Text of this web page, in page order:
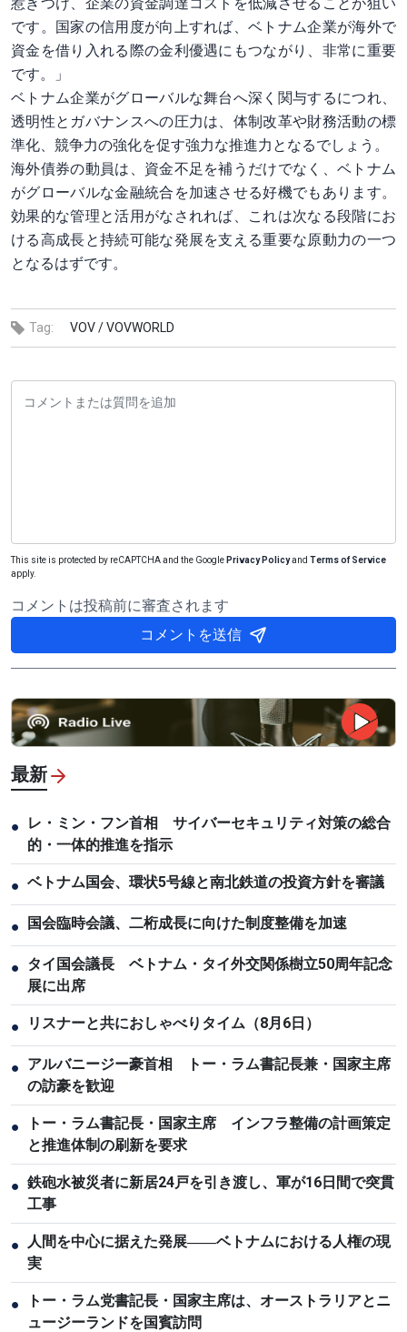
です。国家の信用度が向上すれば、ベトナム企業が海外で
資金を借り入れる際の金利優遇にもつながり、非常に重要
です。」
ベトナム企業がグローバルな舞台へ深く関与するにつれ、
透明性とガバナンスへの圧力は、体制改革や財務活動の標
準化、競争力の強化を促す強力な推進力となるでしょう。
海外債券の動員は、資金不足を補うだけでなく、ベトナム
がグローバルな金融統合を加速させる好機でもあります。
効果的な管理と活用がなされれば、これは次なる段階にお
ける高成長と持続可能な発展を支える重要な原動力の一つ
となるはずです。
Tag: VOV /VOVWORLD
This site is protected by reCAPTCHA and the Google Privacy Policyand Terms of Service
apply.
コメントは投稿前に審査されます
コメントを送信
最新
●
レ・ミン・フン首相 サイバーセキュリティ対策の総合
的・一体的推進を指示
● ベトナム国会、環状5号線と南北鉄道の投資方針を審議
● 国会臨時会議、二桁成長に向けた制度整備を加速
● タイ国会議長 ベトナム・タイ外交関係樹立50周年記念
展に出席
● リスナーと共におしゃべりタイム（8月6日）
● アルバニージー豪首相 トー・ラム書記長兼・国家主席
の訪豪を歓迎
●
トー・ラム書記長・国家主席 インフラ整備の計画策定
と推進体制の刷新を要求
● 鉄砲水被災者に新居24戸を引き渡し、軍が16日間で突貫
工事
●
人間を中心に据えた発展――ベトナムにおける人権の現
実
●
トー・ラム党書記長・国家主席は、オーストラリアとニ
ュージーランドを国賓訪問